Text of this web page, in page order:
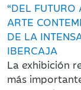
“DEL FUTURO
ARTE
DE LA
IBERCAJA
La exhibición
más